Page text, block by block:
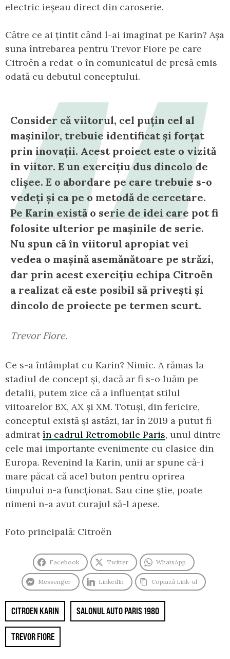
electric ieșeau direct din caroserie.
Către ce ai țintit când l-ai imaginat pe Karin? Așa
suna întrebarea pentru Trevor Fiore pe care
Citroën a redat-o în comunicatul de presă emis
odată cu debutul conceptului.
Consider că viitorul, cel puțin cel al
mașinilor, trebuie identificat și forțat
prin inovații. Acest proiect este o vizită
în viitor. E un exercițiu dus dincolo de
clișee. E o abordare pe care trebuie s-o
vedeți și ca pe o metodă de cercetare.
Pe Karin există o serie de idei care pot fi
folosite ulterior pe mașinile de serie.
Nu spun că în viitorul apropiat vei
vedea o mașină asemănătoare pe străzi,
dar prin acest exercițiu echipa Citroën
a realizat că este posibil să privești și
dincolo de proiecte pe termen scurt.
Trevor Fiore.
Ce s-a întâmplat cu Karin? Nimic. A rămas la
stadiul de concept și, dacă ar fi s-o luăm pe
detalii, putem zice că a influențat stilul
viitoarelor BX, AX și XM. Totuși, din fericire,
conceptul există și astăzi, iar în 2019 a putut fi
admiratîn cadrul Retromobile Paris, unul dintre
cele mai importante evenimente cu clasice din
Europa. Revenind la Karin, unii ar spune că-i
mare păcat că acel buton pentru oprirea
timpului n-a funcționat. Sau cine știe, poate
nimeni n-a avut curajul să-l apese.
Foto principală: Citroën
Facebook Twitter WhatsApp
Messenger LinkedIn Copiază Link-ul
CITROEN KARIN SALONUL AUTO PARIS 1980
TREVOR FIORE